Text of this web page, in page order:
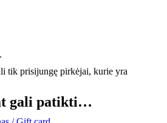
tik prisijungę pirkėjai, kurie yra
gali patikti…